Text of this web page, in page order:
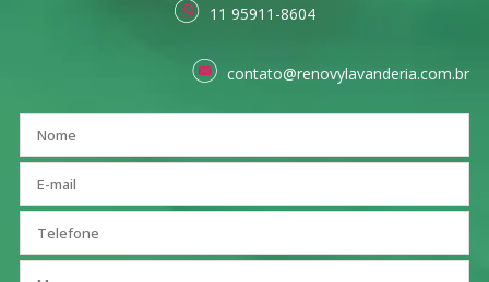
11 95911-8604
contato@renovylavanderia.com.br